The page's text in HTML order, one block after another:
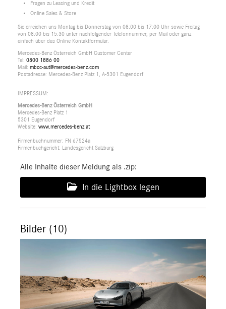
Fragen zu Leasing und Kredit
Online Sales & Store
Sie erreichen uns Montag bis Donnerstag von 08:00 bis 17:00 Uhr sowie Freitag
von 08:00 bis 15:30 unter nachfolgender Telefonnummer, per Mail oder ganz
einfach über das Online Kontaktformular.
Mercedes-Benz Österreich GmbH Customer Center
Tel: 0800 1886 00
Mail: mbcc-aut@mercedes-benz.com
Postadresse: Mercedes-Benz Platz 1, A-5301 Eugendorf
IMPRESSUM:
Mercedes-Benz Österreich GmbH
Mercedes-Benz Platz 1
5301 Eugendorf
Website: www.mercedes-benz.at
Firmenbuchnummer: FN 67524a
Firmenbuchgericht: Landesgericht Salzburg
Alle Inhalte dieser Meldung als .zip:
In die Lightbox legen
Bilder (10)